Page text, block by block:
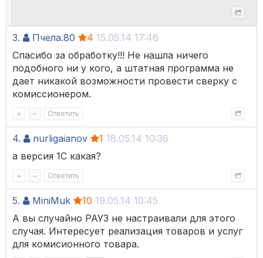
3. Пчела.80 4 15.05.14 17:46
Спасибо за обработку!!! Не нашла ничего
подобного ни у кого, а штатная программа не
дает никакой возможности провести сверку с
комиссионером.
+ – Ответить
4. nurligaianov 1 18.05.14 10:36
а версия 1С какая?
+ – Ответить
5. MiniMuk 10 19.05.14 10:45
А вы случайно РАУЗ не настраивали для этого
случая. Интересует реализация товаров и услуг
для комисионного товара.